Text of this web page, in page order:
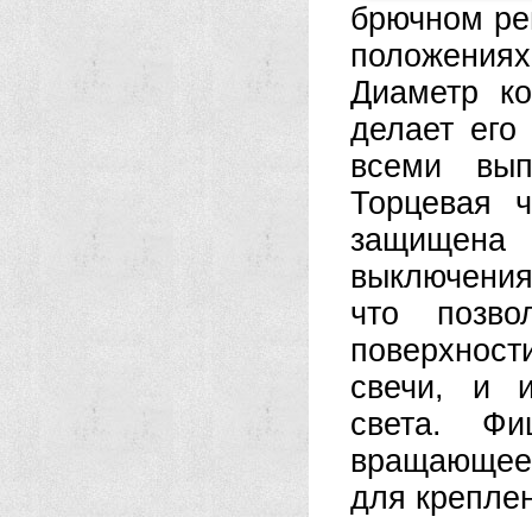
брючном
Диаметр
делает
всеми
Торцевая
защищена
что
свечи, и
света.
для